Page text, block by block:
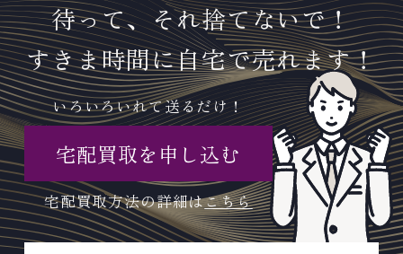
待って、それ捨てないで！
すきま時間に自宅で売れます！
いろいろいれて送るだけ！
宅配買取を申し込む
宅配買取方法の詳細はこちら